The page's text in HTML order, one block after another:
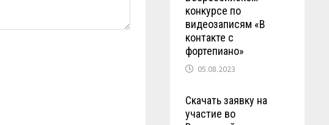
конкурсе по
видеозаписям «В
контакте с
фортепиано»
05.08.2023
Скачать заявку на
участие во